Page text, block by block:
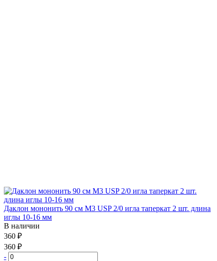
Даклон мононить 90 см М3 USP 2/0 игла таперкат 2 шт. длина
иглы 10-16 мм
В наличии
360 ₽
360 ₽
-